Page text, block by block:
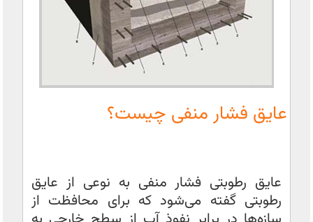
عایق فشار منفی چیست؟
عایق رطوبتی فشار منفی به نوعی از عایق
رطوبتی گفته می‌شود که برای محافظت از